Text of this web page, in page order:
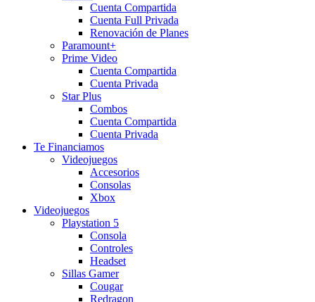
Cuenta Compartida
Cuenta Full Privada
Renovación de Planes
Paramount+
Prime Video
Cuenta Compartida
Cuenta Privada
Star Plus
Combos
Cuenta Compartida
Cuenta Privada
Te Financiamos
Videojuegos
Accesorios
Consolas
Xbox
Videojuegos
Playstation 5
Consola
Controles
Headset
Sillas Gamer
Cougar
Redragon